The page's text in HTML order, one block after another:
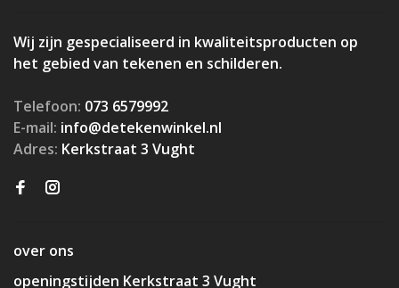
Wij zijn gespecialiseerd in kwaliteitsproducten op
het gebied van tekenen en schilderen.
Telefoon: 073 6579992
E-mail: info@detekenwinkel.nl
Adres: Kerkstraat 3 Vught
over ons
openingstijden Kerkstraat 3 Vught